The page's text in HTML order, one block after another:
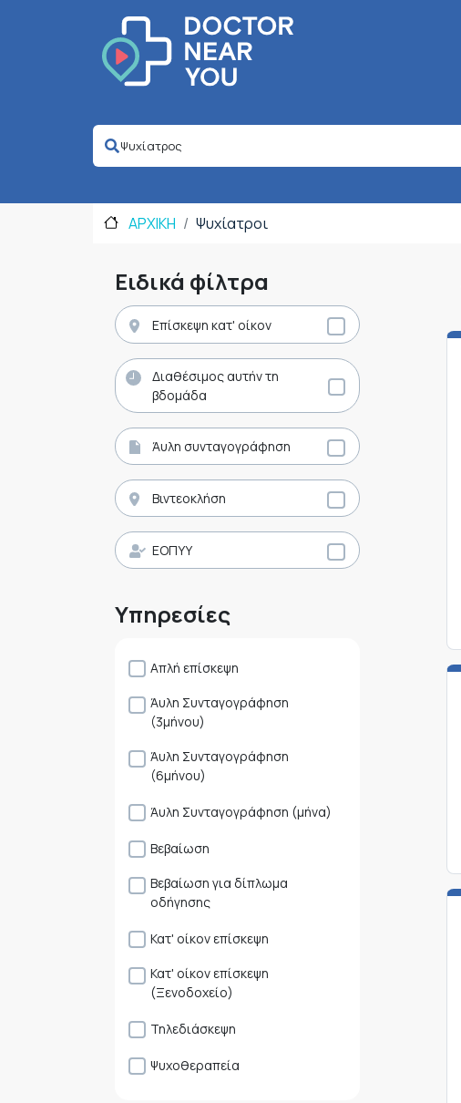
ΑΡΧΙΚΗ Ψυχίατροι
Ειδικά φίλτρα
Επίσκεψη κατ' οίκον
Διαθέσιμος αυτήν τη
βδομάδα
Άυλη συνταγογράφηση
Βιντεοκλήση
ΕΟΠΥΥ
Υπηρεσίες
Απλή επίσκεψη
Άυλη Συνταγογράφηση
(3μήνου)
Άυλη Συνταγογράφηση
(6μήνου)
Άυλη Συνταγογράφηση (μήνα)
Βεβαίωση
Βεβαίωση για δίπλωμα
οδήγησης
Κατ' οίκον επίσκεψη
Κατ' οίκον επίσκεψη
(Ξενοδοχείο)
Τηλεδιάσκεψη
Ψυχοθεραπεία